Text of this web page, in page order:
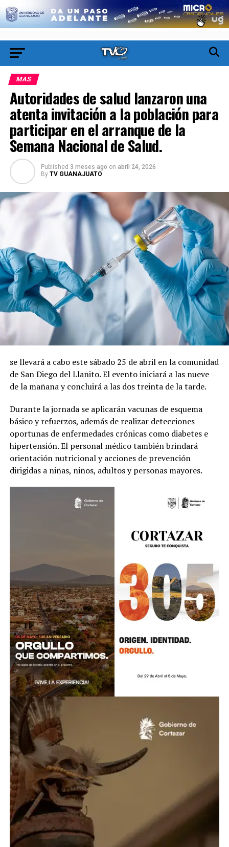
MAS
Autoridades de salud lanzaron una
atenta invitación a la población para
participar en el arranque de la
Semana Nacional de Salud.
Published 3 meses ago on abril 24, 2026
By TV GUANAJUATO
se llevará a cabo este sábado 25 de abril en la comunidad
de San Diego del Llanito. El evento iniciará a las nueve
de la mañana y concluirá a las dos treinta de la tarde.
Durante la jornada se aplicarán vacunas de esquema
básico y refuerzos, además de realizar detecciones
oportunas de enfermedades crónicas como diabetes e
hipertensión. El personal médico también brindará
orientación nutricional y acciones de prevención
dirigidas a niñas, niños, adultos y personas mayores.